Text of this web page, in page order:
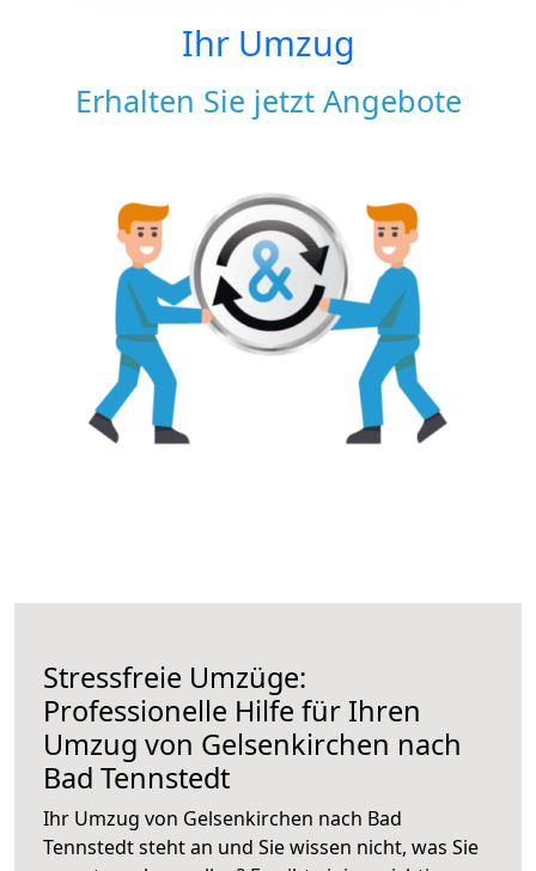
Ihr Umzug
Erhalten Sie jetzt Angebote
Stressfreie Umzüge:
Professionelle Hilfe für Ihren
Umzug von Gelsenkirchen nach
Bad Tennstedt
Ihr Umzug von Gelsenkirchen nach Bad
Tennstedt steht an und Sie wissen nicht, was Sie